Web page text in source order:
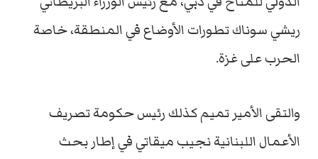
ريشي سوناك تطورات الأوضاع في المنطقة، خاصة
الحرب على غزة.
والتقى الأمير تميم كذلك رئيس حكومة تصريف
الأعمال اللبنانية نجيب ميقاتي في إطار بحث